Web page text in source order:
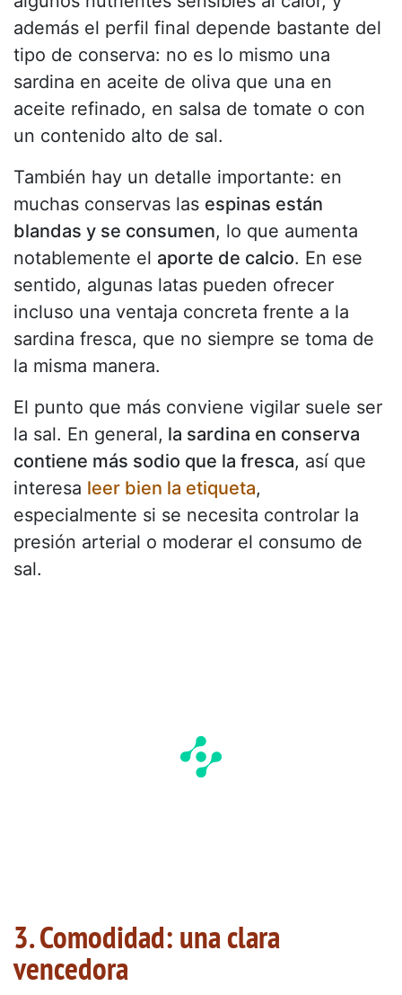
además el perfil final depende bastante del
tipo de conserva: no es lo mismo una
sardina en aceite de oliva que una en
aceite refinado, en salsa de tomate o con
un contenido alto de sal.
También hay un detalle importante: en
muchas conservas las espinas están
blandas y se consumen, lo que aumenta
notablemente el aporte de calcio. En ese
sentido, algunas latas pueden ofrecer
incluso una ventaja concreta frente a la
sardina fresca, que no siempre se toma de
la misma manera.
El punto que más conviene vigilar suele ser
la sal. En general, la sardina en conserva
contiene más sodio que la fresca, así que
interesa leer bien la etiqueta,
especialmente si se necesita controlar la
presión arterial o moderar el consumo de
sal.
3. Comodidad: una clara
vencedora